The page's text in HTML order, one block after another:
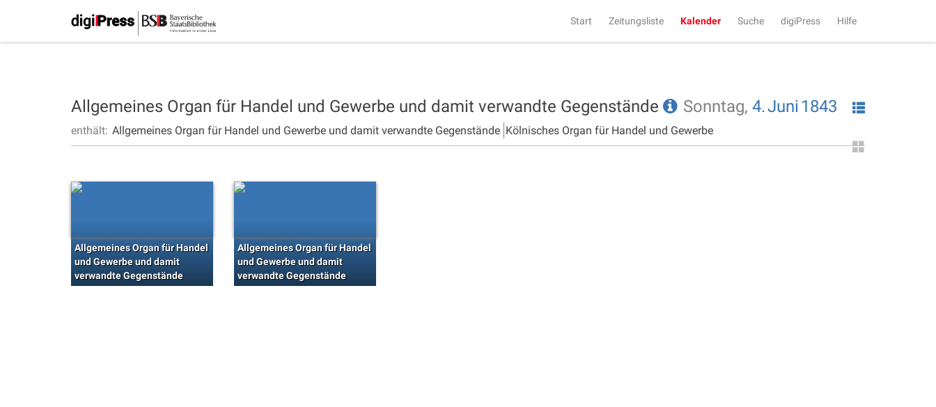
Start Zeitungsliste Kalender Suche digiPress Hilfe
Allgemeines Organ für Handel und Gewerbe und damit verwandte Gegenstände Sonntag, 4.Juni 1843
enthält: Allgemeines Organ für Handel und Gewerbe und damit verwandte Gegenstände Kölnisches Organ für Handel und Gewerbe
Allgemeines Organ für Handel
und Gewerbe und damit
verwandte Gegenstände
Allgemeines Organ für Handel
und Gewerbe und damit
verwandte Gegenstände